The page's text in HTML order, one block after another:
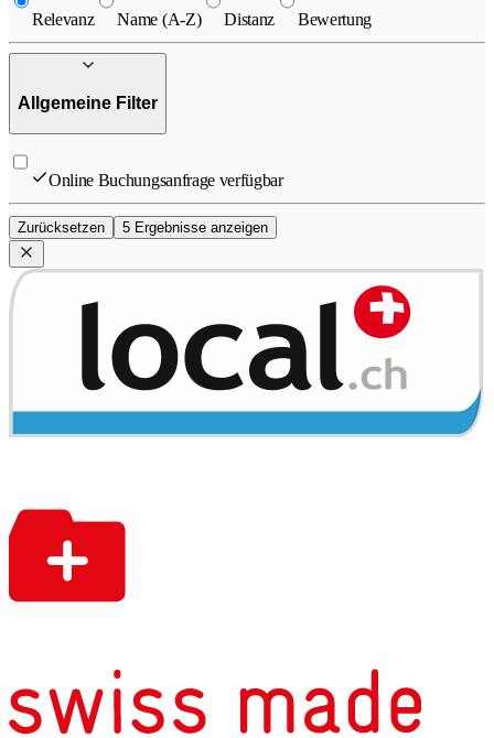
Relevanz Name (A-Z) Distanz Bewertung
Allgemeine Filter
Online Buchungsanfrage verfügbar
Zurücksetzen 5 Ergebnisse anzeigen